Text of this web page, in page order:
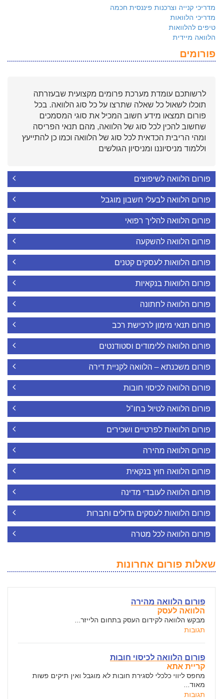
מדריכי קנייה וצרכנות פיננסית חכמה
מדריכי הלוואות
טיפים להלוואות
הלוואה מיידית
פורומים
לרשותכם עומדת מערכת פרומים מקצועית שבעזרתה
תוכלו לשאול כל שאלה שתרצו על כל סוג הלוואה. בכל
פורום תמצאו מידע חשוב המכיל את סוגי המסמכים
שחשוב להכין לכל סוג של הלוואה, מהם תנאי הפריסה
ומהי הריבית הכדאית לכל סוג של הלוואה וכמו כן להתייעץ
וללמוד מניסיוננו ומניסיון הגולשים
פורום הלוואה לשיפוצים
פורום הלוואה לבעלי חשבון מוגבל
פורום הלוואה להליך רפואי
פורום הלוואה להשקעה
פורום הלוואות לעסקים קטנים
פורום הלוואות בנקאיות
פורום הלוואה לחתונה
פורום תנאי מימון לרכישת רכב
פורום הלוואה ללימודים וסטודנטים
פורום משכנתא – הלוואה לקניית דירה
פורום הלוואה לכיסוי חובות
פורום הלוואה לטיול בחו"ל
פורום הלוואות לפרטיים ושכירים
פורום הלוואה מהירה
פורום הלוואה חוץ בנקאית
פורום הלוואה לעובדי מדינה
פורום הלוואות לעסקים גדולים וחברות
פורום הלוואה לכל מטרה
שאלות פורום אחרונות
פורום הלוואה מהירה
הלוואה לעסק
מבקש הלוואה לקידום העסק בתחום הלייזר...
תגובות
פורום הלוואה לכיסוי חובות
קריית אתא
מחפס ליווי כלכלי לסגירת חובות לא מוגבל ואין תיקים פשות
מאוד...
תגובות